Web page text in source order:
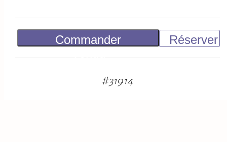
Commander
Réserver
#31914